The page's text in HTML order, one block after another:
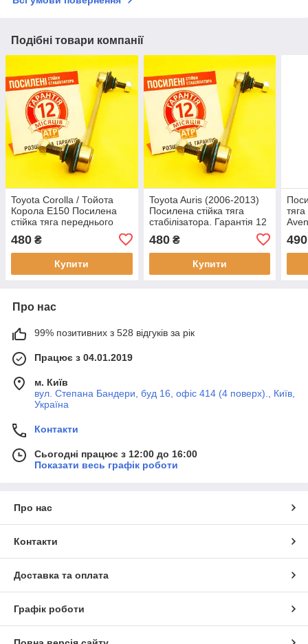
Подібні товари компанії
Toyota Corolla / Тойота
Корола Е150 Посилена
стійка тяга переднього
стабілізатора. Гарантія 12
міс! 48820-0R010, 48820-
47020
480 ₴
Купити
Toyota Auris (2006-2013)
Посилена стійка тяга
стабілізатора. Гарантія 12
міс! 48820-0R010, 48820-
47020
480₴
Купити
490
Про нас
99% позитивних з 528 відгуків за рік
Працює з 04.01.2019
м. Київ
вул. Степана Бандери, буд 16, офіс 414 (4 поверх)., Київ,
Україна
Контакти
Сьогодні працює з 12:00 до 16:00
Показати весь графік роботи
Про нас
Контакти
Доставка та оплата
Графік роботи